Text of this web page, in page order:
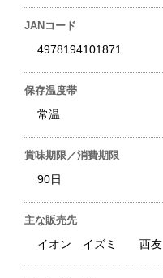
JANコード
4978194101871
保存温度帯
常温
賞味期限／消費期限
90日
主な販売先
イオン イズミ 西友